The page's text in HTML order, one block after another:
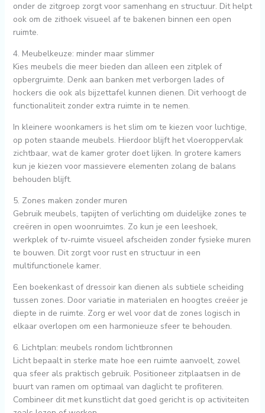
onder de zitgroep zorgt voor samenhang en structuur. Dit helpt
ook om de zithoek visueel af te bakenen binnen een open
ruimte.
4. Meubelkeuze: minder maar slimmer
Kies meubels die meer bieden dan alleen een zitplek of
opbergruimte. Denk aan banken met verborgen lades of
hockers die ook als bijzettafel kunnen dienen. Dit verhoogt de
functionaliteit zonder extra ruimte in te nemen.
In kleinere woonkamers is het slim om te kiezen voor luchtige,
op poten staande meubels. Hierdoor blijft het vloeroppervlak
zichtbaar, wat de kamer groter doet lijken. In grotere kamers
kun je kiezen voor massievere elementen zolang de balans
behouden blijft.
5. Zones maken zonder muren
Gebruik meubels, tapijten of verlichting om duidelijke zones te
creëren in open woonruimtes. Zo kun je een leeshoek,
werkplek of tv-ruimte visueel afscheiden zonder fysieke muren
te bouwen. Dit zorgt voor rust en structuur in een
multifunctionele kamer.
Een boekenkast of dressoir kan dienen als subtiele scheiding
tussen zones. Door variatie in materialen en hoogtes creëer je
diepte in de ruimte. Zorg er wel voor dat de zones logisch in
elkaar overlopen om een harmonieuze sfeer te behouden.
6. Lichtplan: meubels rondom lichtbronnen
Licht bepaalt in sterke mate hoe een ruimte aanvoelt, zowel
qua sfeer als praktisch gebruik. Positioneer zitplaatsen in de
buurt van ramen om optimaal van daglicht te profiteren.
Combineer dit met kunstlicht dat goed gericht is op activiteiten